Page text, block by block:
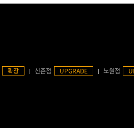
확장 신촌점 UPGRADE 노원점